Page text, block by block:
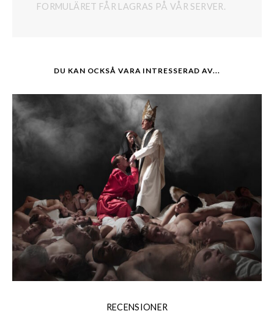
FORMULÄRET FÅR LAGRAS PÅ VÅR SERVER.
DU KAN OCKSÅ VARA INTRESSERAD AV...
RECENSIONER